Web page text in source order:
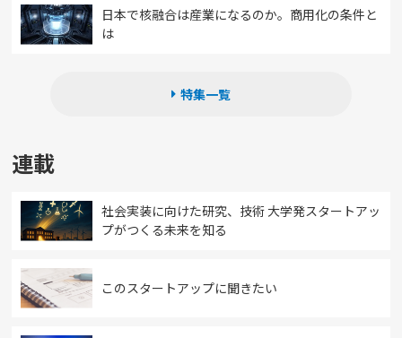
日本で核融合は産業になるのか。商用化の条件と
は
特集一覧
連載
社会実装に向けた研究、技術 大学発スタートアッ
プがつくる未来を知る
このスタートアップに聞きたい